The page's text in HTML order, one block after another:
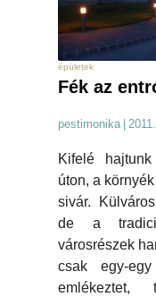
épületek
Fék az
pestimonika |
Kifelé
úton, a
sivár.
de a
városrészek
csak egy-
emlékeztet,